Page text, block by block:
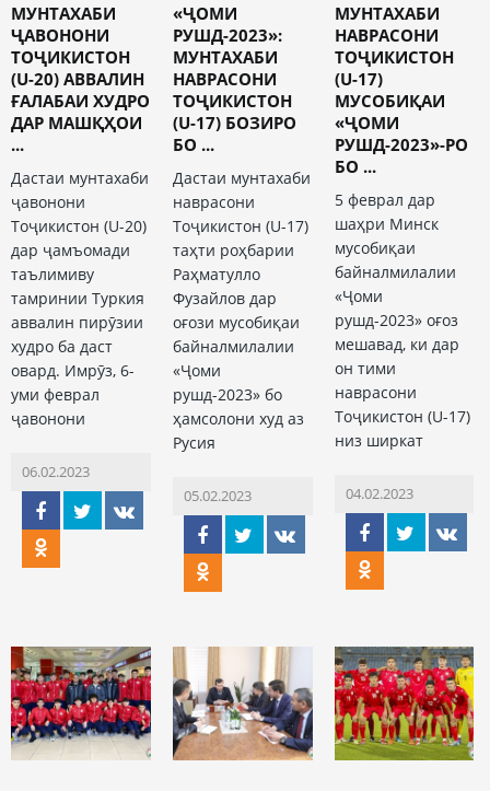
МУНТАХАБИ
ҶАВОНОНИ
ТОҶИКИСТОН
(U-20) АВВАЛИН
ҒАЛАБАИ ХУДРО
ДАР МАШҚҲОИ
...
Дастаи мунтахаби
ҷавонони
Тоҷикистон (U-20)
дар ҷамъомади
таълимиву
тамринии Туркия
аввалин пирӯзии
худро ба даст
овард. Имрӯз, 6-
уми феврал
ҷавонони
06.02.2023
«ҶОМИ
РУШД-2023»:
МУНТАХАБИ
НАВРАСОНИ
ТОҶИКИСТОН
(U-17) БОЗИРО
БО ...
Дастаи мунтахаби
наврасони
Тоҷикистон (U-17)
таҳти роҳбарии
Раҳматулло
Фузайлов дар
оғози мусобиқаи
байналмилалии
«Ҷоми
рушд-2023» бо
ҳамсолони худ аз
Русия
05.02.2023
МУНТАХАБИ
НАВРАСОНИ
ТОҶИКИСТОН
(U-17)
МУСОБИҚАИ
«ҶОМИ
РУШД-2023»-РО
БО ...
5 феврал дар
шаҳри Минск
мусобиқаи
байналмилалии
«Ҷоми
рушд-2023» оғоз
мешавад, ки дар
он тими
наврасони
Тоҷикистон (U-17)
низ ширкат
04.02.2023